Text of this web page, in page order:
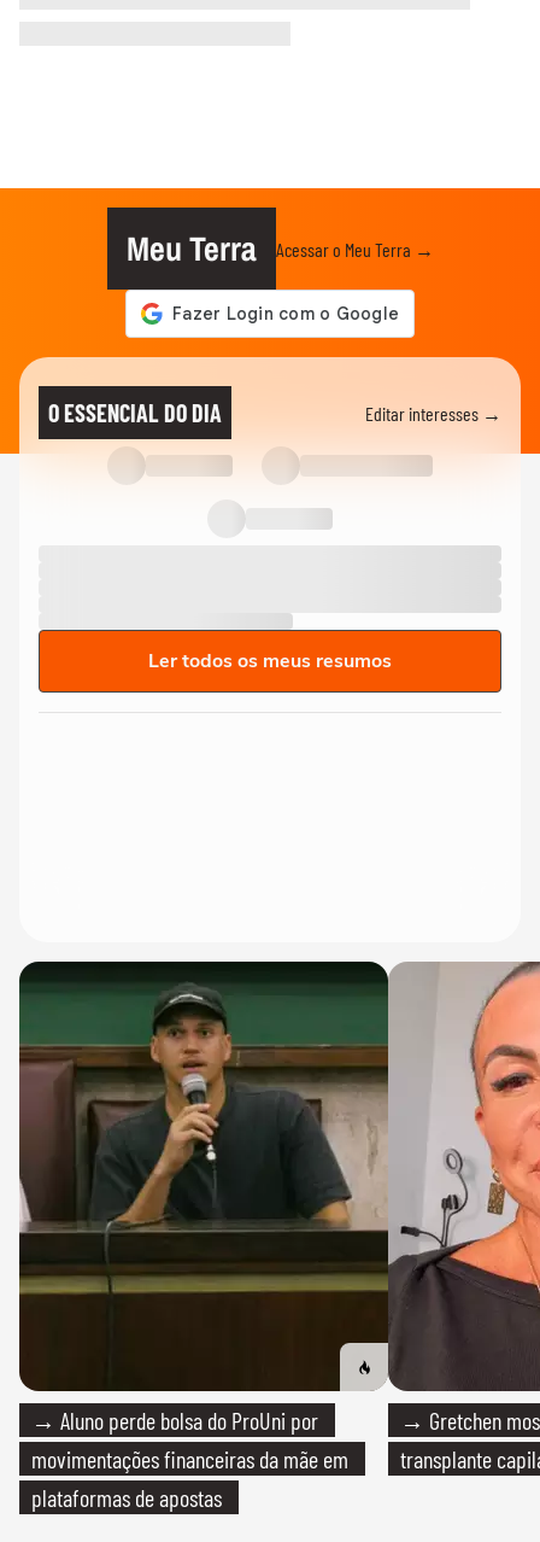
Meu Terra Acessar o Meu Terra →
O ESSENCIAL DO DIA Editar interesses →
Ler todos os meus resumos
→ Aluno perde bolsa do ProUni por
movimentações financeiras da mãe em
plataformas de apostas
→ Gretchen
transplante